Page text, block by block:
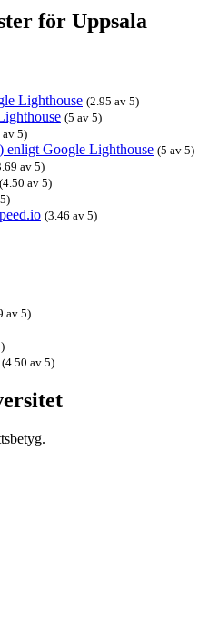
för Uppsala
Lighthouse (2.95 av 5)
(5 av 5)
av 5)
enligt Google Lighthouse (5 av 5)
av 5)
(4.50 av 5)
(3.46 av 5)
av 5)
(4.50 av 5)